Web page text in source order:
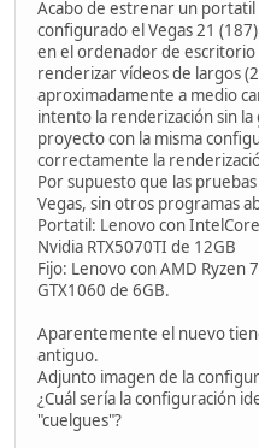
Acabo de estrenar un
configurado el Vegas 21
en el ordenador de
renderizar vídeos de largos
aproximadamente a medio
intento la renderización sin la
proyecto con la misma
correctamente la
Por supuesto que las
Vegas, sin otros programas
Portatil: Lenovo con
Nvidia RTX5070TI de 12GB
Fijo: Lenovo con AMD Ryzen
GTX1060 de 6GB.
Aparentemente el nuevo
antiguo.
Adjunto imagen de la
¿Cuál sería la configuración
"cuelgues"?